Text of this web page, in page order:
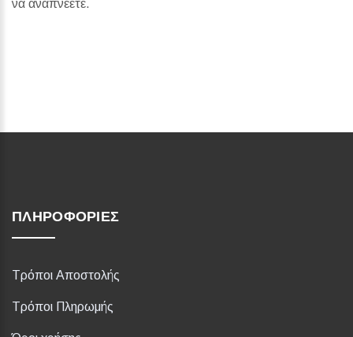
να αναπνέετε.
ΠΛΗΡΟΦΟΡΊΕΣ
Τρόποι Αποστολής
Τρόποι Πληρωμής